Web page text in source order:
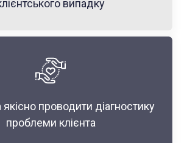
випадку
проводити діагностику
проблеми клієнта